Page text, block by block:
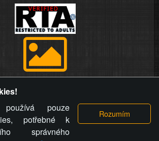
Osoba, které se toto opatření provozovatele
která umístila fotografii nebo video na
z důvodu odstranění fotografie, videa nebo
výše uvedenou okolnost uplatnit vůči
žádný nárok na náhradu škody nebo
pouze
potřebné k
správného